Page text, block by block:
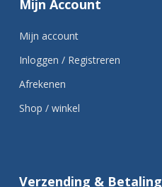
Mijn Account
Mijn account
Inloggen / Registreren
Afrekenen
Shop / winkel
Verzending & Betaling